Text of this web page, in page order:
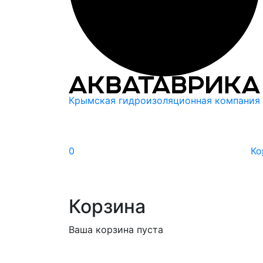
Крымская гидроизоляционная компания
0
Корзина
Ваша корзина пуста